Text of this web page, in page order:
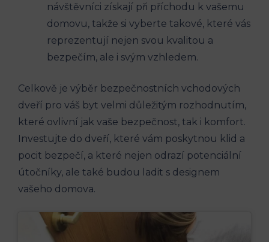
návštěvníci získají při příchodu k vašemu
domovu, takže⁢ si vyberte takové, ‌které vás
reprezentují⁢ nejen svou kvalitou a
bezpečím, ‌ale i svým vzhledem.
Celkově je výběr bezpečnostních​ vchodových
dveří pro váš byt velmi důležitým rozhodnutím,
které ovlivní jak ⁣vaše bezpečnost,⁢ tak i komfort.
Investujte do dveří, ​které vám poskytnou klid a
pocit​ bezpečí, a které⁣ nejen odrazí ⁤potenciální
útočníky, ale také budou⁤ ladit s ​designem
vašeho domova.